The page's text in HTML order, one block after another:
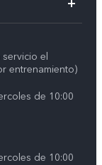
servicio el
entrenamiento)
de 10:00
de 10:00